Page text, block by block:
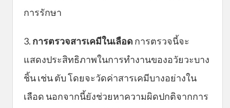
การรักษา
3. การตรวจสารเคมีในเลือด การตรวจนี้จะ
แสดงประสิทธิภาพในการทำงานของอวัยวะบาง
ชิ้น เช่น ตับ โดยจะวัดค่าสารเคมีบางอย่างใน
เลือด นอกจากนี้ยังช่วยหาความผิดปกติจากการ